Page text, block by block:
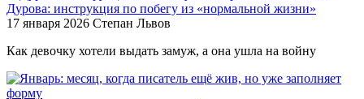
Дурова: инструкция по побегу из «нормальной жизни»
17 января 2026 Степан Львов
Как девочку хотели выдать замуж, а она ушла на войну